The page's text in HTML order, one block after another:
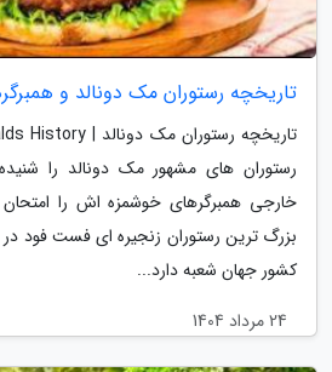
تاریخچه رستوران مک دونالد و
رستوران های مشهور مک دونالد را
خارجی همبرگرهای خوشمزه اش را
کشور جهان شعبه دارد...
24 مرداد 1404